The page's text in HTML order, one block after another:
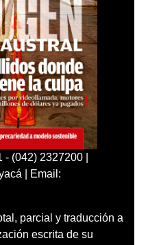
(042) 2327200 |
| Email:
parcial y traducción a
escrita de su